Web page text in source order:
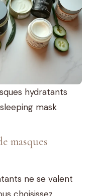
hydratants
mask
masques
ne se valent